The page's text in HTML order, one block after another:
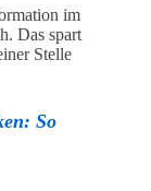
im
Das spart
Stelle
So